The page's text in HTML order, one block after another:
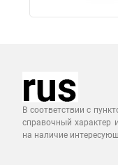
В соответствии с
справочный характер
на наличие